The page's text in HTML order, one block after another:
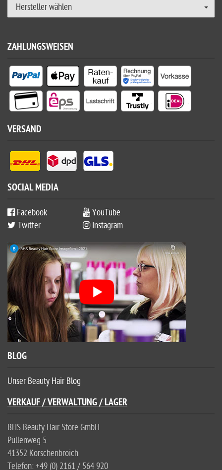
Hersteller wählen
ZAHLUNGSWEISEN
VERSAND
SOCIAL MEDIA
Facebook
YouTube
Twitter
Instagram
BLOG
Unser Beauty Hair Blog
VERKAUF / VERWALTUNG / LAGER
BHS Beauty Hair Store GmbH
Püllenweg 5
41352 Korschenbroich
Telefon: +49 (0) 2161 / 564 920